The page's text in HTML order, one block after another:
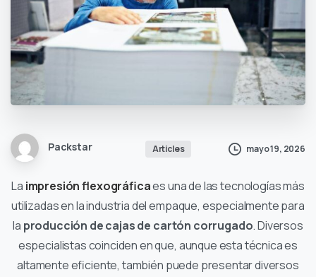
Packstar Articles mayo 19, 2026
La impresión flexográficaes una de las tecnologías más
utilizadas en la industria del empaque, especialmente para
la producción de cajas de cartón corrugado. Diversos
especialistas coinciden en que, aunque esta técnica es
altamente eficiente, también puede presentar diversos